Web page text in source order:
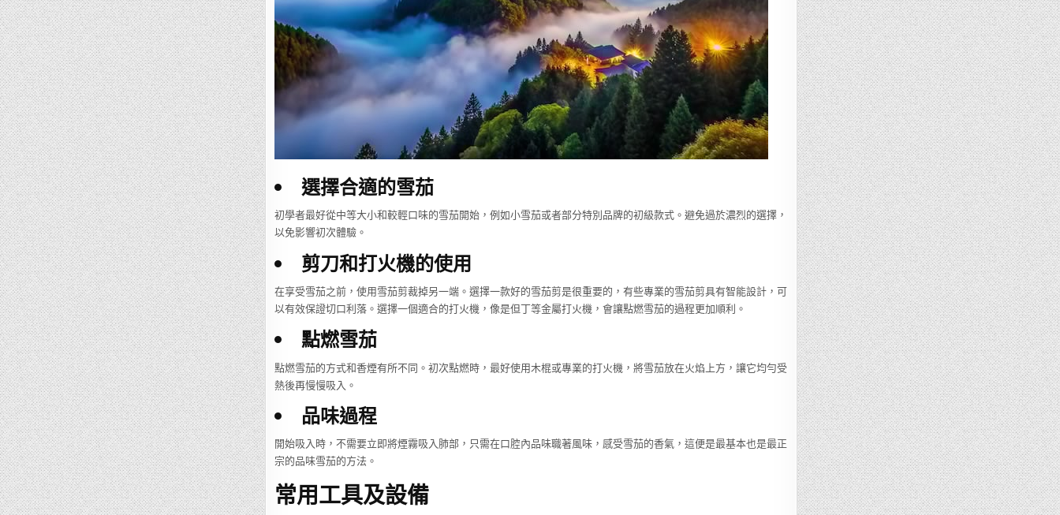
選擇合適的雪茄
初學者最好從中等大小和較輕口味的雪茄開始，例如小雪茄或者部分特別品牌的初級款式。避免過於濃烈的選擇，
以免影響初次體驗。
剪刀和打火機的使用
在享受雪茄之前，使用雪茄剪裁掉另一端。選擇一款好的雪茄剪是很重要的，有些專業的雪茄剪具有智能設計，可
以有效保證切口利落。選擇一個適合的打火機，像是但丁等金屬打火機，會讓點燃雪茄的過程更加順利。
點燃雪茄
點燃雪茄的方式和香煙有所不同。初次點燃時，最好使用木棍或專業的打火機，將雪茄放在火焰上方，讓它均勻受
熱後再慢慢吸入。
品味過程
開始吸入時，不需要立即將煙霧吸入肺部，只需在口腔內品味職著風味，感受雪茄的香氣，這便是最基本也是最正
宗的品味雪茄的方法。
常用工具及設備